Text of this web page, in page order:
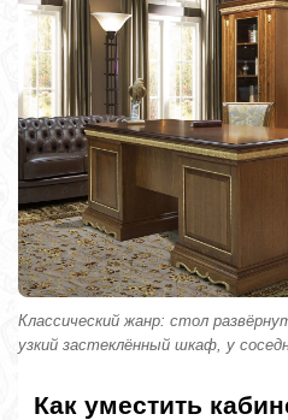
Классический жанр: стол
узкий застеклённый шкаф, у
Как уместить